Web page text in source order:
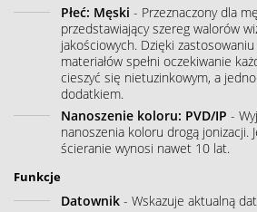
Płeć: Męski - Przeznaczony dla
przedstawiający szereg walorów
jakościowych. Dzięki
materiałów spełni oczekiwanie
cieszyć się nietuzinkowym, a
dodatkiem.
Nanoszenie koloru: PVD/IP -
nanoszenia koloru drogą jonizacji.
ścieranie wynosi nawet 10 lat.
Funkcje
Datownik - Wskazuje aktualną